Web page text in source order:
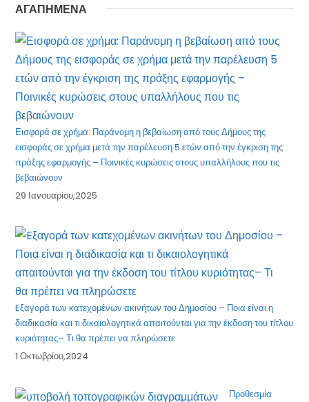
ΑΓΑΠΗΜΕΝΑ
Εισφορά σε χρήμα: Παράνομη η βεβαίωση από τους Δήμους της
εισφοράς σε χρήμα μετά την παρέλευση 5 ετών από την έγκριση της
πράξης εφαρμογής – Ποινικές κυρώσεις στους υπαλλήλους που τις
βεβαιώνουν
29 Ιανουαρίου,2025
Eξαγορά των κατεχομένων ακινήτων του Δημοσίου – Ποια είναι η
διαδικασία και τι δικαιολογητικά απαιτούνται για την έκδοση του τίτλου
κυριότητας– Τι θα πρέπει να πληρώσετε
1 Οκτωβρίου,2024
Προθεσμία